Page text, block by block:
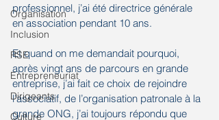
Organisation
Inclusion
RSE
Entrepreneuriat
Dirigeants
Culture
professionnel, j’ai été directrice générale
en association pendant 10 ans.
Et quand on me demandait pourquoi,
après vingt ans de parcours en grande
entreprise, j’ai fait ce choix de rejoindre
l’associatif, de l’organisation patronale à la
grande ONG, j’ai toujours répondu que